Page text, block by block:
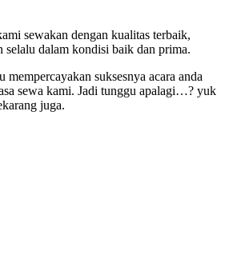
sewakan dengan kualitas terbaik,
dalam kondisi baik dan prima.
mempercayakan suksesnya acara anda
sewa kami. Jadi tunggu apalagi…? yuk
juga.